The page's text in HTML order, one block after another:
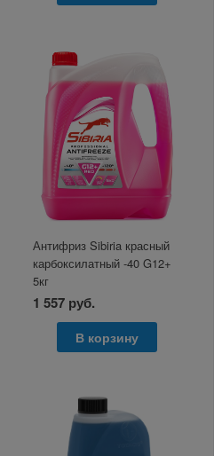
Антифриз Sibiria красный
карбоксилатный -40 G12+
5кг
1 557 руб.
В корзину